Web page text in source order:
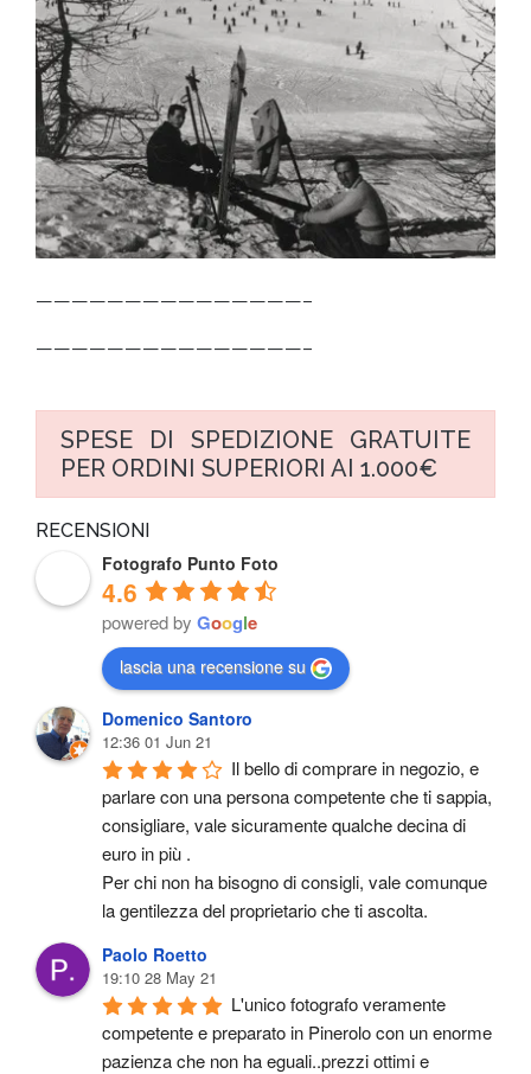
———————————————–
———————————————–
SPESE DI SPEDIZIONE GRATUITE
PER ORDINI SUPERIORI AI 1.000€
RECENSIONI
Fotografo Punto Foto
4.6
powered by Google
lascia una recensione su
Domenico Santoro
12:36 01 Jun 21
Il bello di comprare in negozio, e
parlare con una persona competente che ti sappia,
consigliare, vale sicuramente qualche decina di
euro in più .
Per chi non ha bisogno di consigli, vale comunque
la gentilezza del proprietario che ti ascolta.
Paolo Roetto
19:10 28 May 21
L'unico fotografo veramente
competente e preparato in Pinerolo con un enorme
pazienza che non ha eguali..prezzi ottimi e